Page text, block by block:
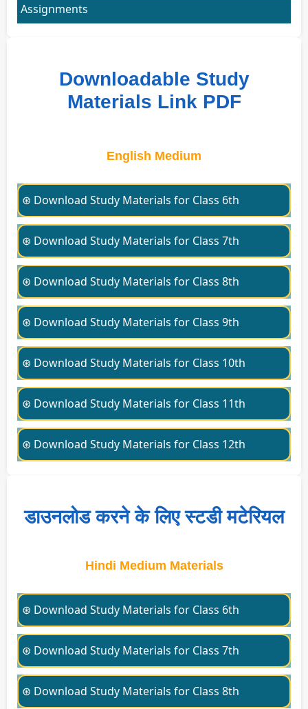
Assignments
Downloadable Study
Materials Link PDF
English Medium
⊛ Download Study Materials for Class 6th
⊛ Download Study Materials for Class 7th
⊛ Download Study Materials for Class 8th
⊛ Download Study Materials for Class 9th
⊛ Download Study Materials for Class 10th
⊛ Download Study Materials for Class 11th
⊛ Download Study Materials for Class 12th
डाउनलोड करने के लिए स्टडी मटेरियल
Hindi Medium Materials
⊛ Download Study Materials for Class 6th
⊛ Download Study Materials for Class 7th
⊛ Download Study Materials for Class 8th